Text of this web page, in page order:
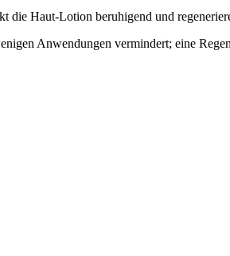
die Haut-Lotion beruhigend und
Anwendungen vermindert; eine